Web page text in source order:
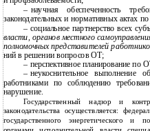
– научная обеспеченность
законодательных и нормативных актах
– социальное партнерство всех
власти, органов местного
полномочных представителей
ний в решении вопросов ОТ;
– перспективное планирование по
– неукоснительное выполнение
работниками по соблюдению
нарушение.
Государственный надзор и
законодательства осуществляется:
государственного энергетического и